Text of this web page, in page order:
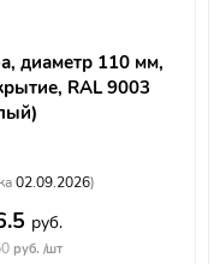
диаметр 110 мм,
RAL 9003
02.09.2026)
руб.
руб. /шт